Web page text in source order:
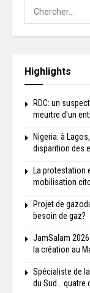
Highlights
RDC: un
meurtre d'un
Nigeria: à
disparition des
La protestation
mobilisation
Projet de
besoin de gaz?
JamSalam
la création au
Spécialiste de
du Sud… quatre